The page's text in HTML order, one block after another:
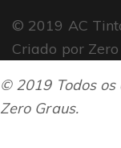
© 2019 AC
Criado por
© 2019 Todos os
Zero Graus.